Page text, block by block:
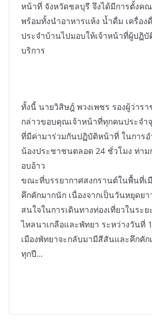
หน้าที่ จังหวัดชลบุรี จึงได้มีการตั้งคณ
พร้อมทั้งนำอาหารแห้ง น้ำดื่ม เครื่อ
ประจำบ้านไปมอบให้เจ้าหน้าที่ผู้ปฏิ
บริการ
ทั้งนี้ นายวิสิษฎ์ พวงเพชร รองผู้ว่าร
กล่าวขอบคุณเจ้าหน้าที่ทุกคนประจำ
ที่มีค่ามาร่วมกันปฏิบัติหน้าที่ ในการ
น้องประชาชนตลอด 24 ชั่วโมง ท่า
อบอ้าว
ขณะที่บรรยากาศสงกรานต์ในพื้นที่เ
คึกคักมากนัก เนื่องจากเป็นวันหยุดย
สนใจในการเดินทางท่องเที่ยวในระ
ไหลนาเกลือและพัทยา ระหว่างวันที่
เมืองพัทยาจะกลับมามีสีสันและคึกคัก
ทุกปี…